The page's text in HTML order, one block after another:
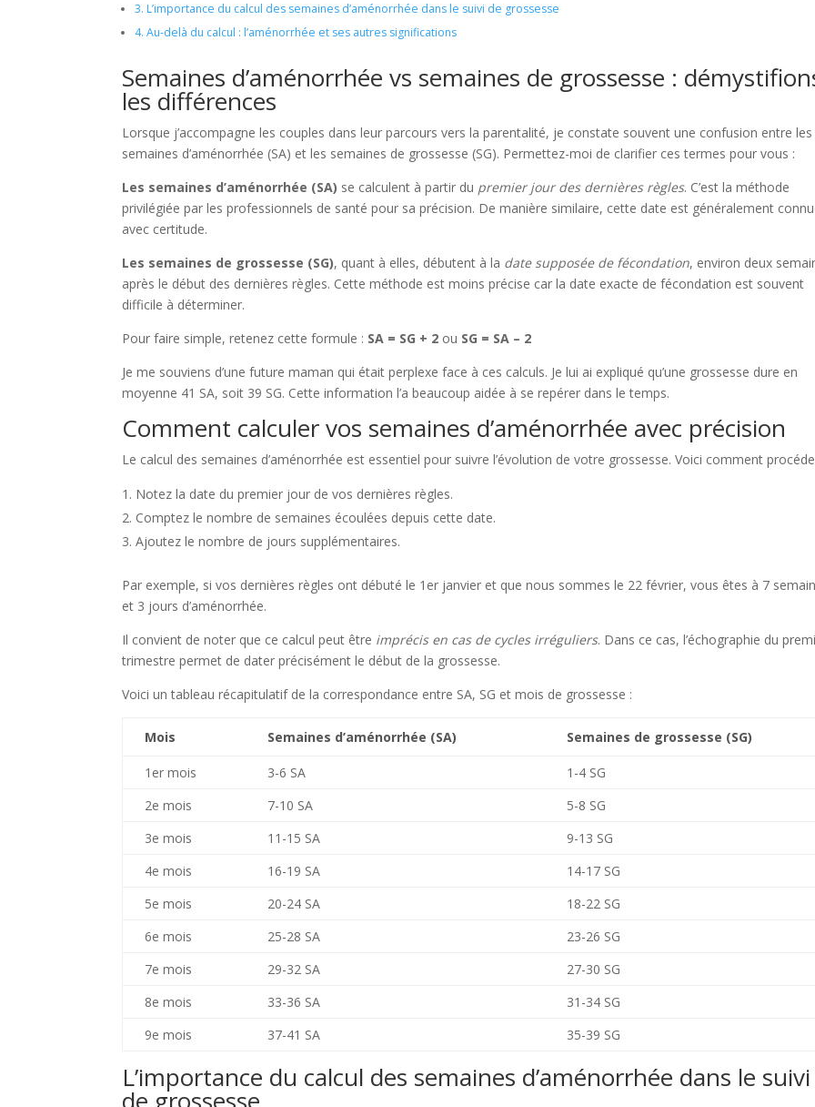
3. L’importance du calcul des semaines d’aménorrhée dans le suivi de grossesse
4. Au-delà du calcul : l’aménorrhée et ses autres significations
Semaines d’aménorrhée vs semaines de grossesse :
les différences
Lorsque j’accompagne les couples dans leur parcours vers la parentalité, je constate souvent une confusion entre les
semaines d’aménorrhée (SA) et les semaines de grossesse (SG). Permettez-moi de clarifier ces termes pour vous :
Les semaines d’aménorrhée (SA) se calculent à partir du premier jour des dernières règles. C’est la méthode
privilégiée par les professionnels de santé pour sa précision. De manière similaire, cette date est généralement
avec certitude.
Les semaines de grossesse (SG), quant à elles, débutent à la date supposée de fécondation, environ deux
après le début des dernières règles. Cette méthode est moins précise car la date exacte de fécondation est souvent
difficile à déterminer.
Pour faire simple, retenez cette formule : SA = SG + 2 ou SG = SA – 2
Je me souviens d’une future maman qui était perplexe face à ces calculs. Je lui ai expliqué qu’une grossesse dure en
moyenne 41 SA, soit 39 SG. Cette information l’a beaucoup aidée à se repérer dans le temps.
Comment calculer vos semaines d’aménorrhée avec précision
Le calcul des semaines d’aménorrhée est essentiel pour suivre l’évolution de votre grossesse. Voici comment
Notez la date du premier jour de vos dernières règles.
Comptez le nombre de semaines écoulées depuis cette date.
Ajoutez le nombre de jours supplémentaires.
Par exemple, si vos dernières règles ont débuté le 1er janvier et que nous sommes le 22 février, vous êtes à 7
et 3 jours d’aménorrhée.
Il convient de noter que ce calcul peut être imprécis en cas de cycles irréguliers. Dans ce cas, l’échographie du
trimestre permet de dater précisément le début de la grossesse.
Voici un tableau récapitulatif de la correspondance entre SA, SG et mois de grossesse :
Mois Semaines d’aménorrhée (SA) Semaines de grossesse (SG)
1er mois 3-6 SA
1-4 SG
2e mois
7-10 SA
5-8 SG
3e mois
11-15 SA
9-13 SG
4e mois
16-19 SA
14-17 SG
5e mois
20-24 SA
18-22 SG
6e mois
25-28 SA
23-26 SG
7e mois
29-32 SA
27-30 SG
8e mois
33-36 SA
31-34 SG
9e mois
37-41 SA 35-39 SG
L’importance du calcul des semaines d’aménorrhée dans le suivi